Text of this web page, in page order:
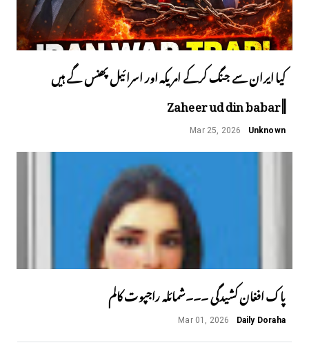
کیا ایران سے جنگ کرکے امریکہ اور اسرائیل پھنس گے ہیں
||Zaheer ud din babar
Unknown
Mar 25, 2026
پاک افغان کشیدگی ۔۔۔شمائلہ راجپوت کالم
Daily Doraha
Mar 01, 2026